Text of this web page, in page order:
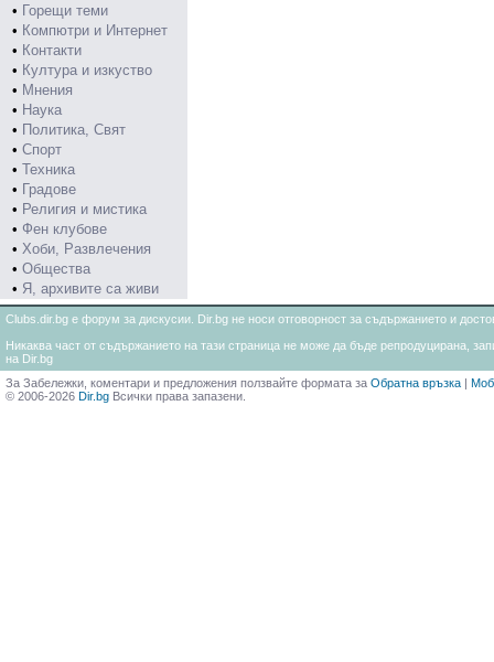
• Горещи теми
• Компютри и Интернет
• Контакти
• Култура и изкуство
• Мнения
• Наука
• Политика, Свят
• Спорт
• Техника
• Градове
• Религия и мистика
• Фен клубове
• Хоби, Развлечения
• Общества
• Я, архивите са живи
Clubs.dir.bg е форум за дискусии. Dir.bg не носи отговорност за съдържанието и
Никаква част от съдържанието на тази страница не може да бъде репродуцирана,
на Dir.bg
За Забележки, коментари и предложения ползвайте формата за Обратна връзка |
© 2006-2026 Dir.bg Всички права запазени.